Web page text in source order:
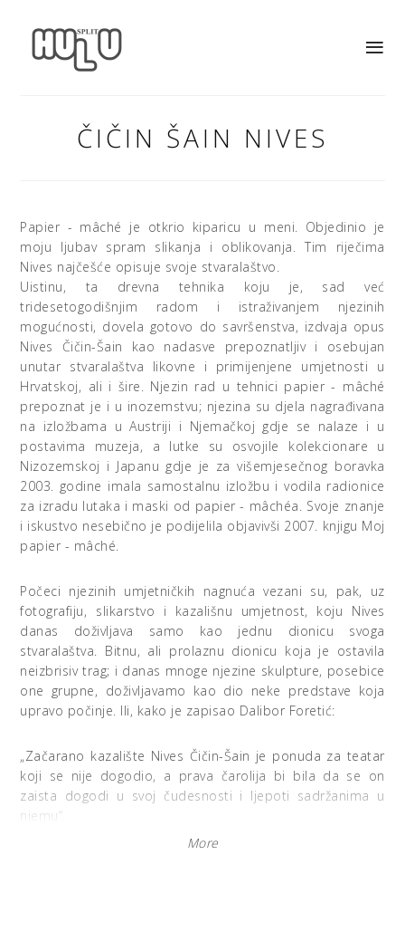
ČIČIN ŠAIN NIVES
Papier - mâché je otkrio kiparicu u meni. Objedinio je
moju ljubav spram slikanja i oblikovanja. Tim riječima
Nives najčešće opisuje svoje stvaralaštvo.
Uistinu, ta drevna tehnika koju je, sad već
tridesetogodišnjim radom i istraživanjem njezinih
mogućnosti, dovela gotovo do savršenstva, izdvaja opus
Nives Čičin-Šain kao nadasve prepoznatljiv i osebujan
unutar stvaralaštva likovne i primijenjene umjetnosti u
Hrvatskoj, ali i šire. Njezin rad u tehnici papier - mâché
prepoznat je i u inozemstvu; njezina su djela nagrađivana
na izložbama u Austriji i Njemačkoj gdje se nalaze i u
postavima muzeja, a lutke su osvojile kolekcionare u
Nizozemskoj i Japanu gdje je za višemjesečnog boravka
2003. godine imala samostalnu izložbu i vodila radionice
za izradu lutaka i maski od papier - mâchéa. Svoje znanje
i iskustvo nesebično je podijelila objavivši 2007. knjigu Moj
papier - mâché.
Počeci njezinih umjetničkih nagnuća vezani su, pak, uz
fotografiju, slikarstvo i kazališnu umjetnost, koju Nives
danas doživljava samo kao jednu dionicu svoga
stvaralaštva. Bitnu, ali prolaznu dionicu koja je ostavila
neizbrisiv trag; i danas mnoge njezine skulpture, posebice
one grupne, doživljavamo kao dio neke predstave koja
upravo počinje. Ili, kako je zapisao Dalibor Foretić:
„Začarano kazalište Nives Čičin-Šain je ponuda za teatar
koji se nije dogodio, a prava čarolija bi bila da se on
zaista dogodi u svoj čudesnosti i ljepoti sadržanima u
njemu“.
„Ako i ne gledate svijet njezinim očima, ne možete ne
More